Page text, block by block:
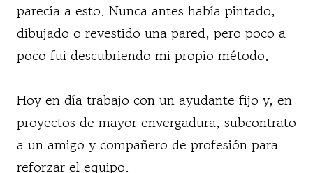
parecía a esto. Nunca antes había pintado,
dibujado o revestido una pared, pero poco a
poco fui descubriendo mi propio método.
Hoy en día trabajo con un ayudante fijo y, en
proyectos de mayor envergadura, subcontrato
a un amigo y compañero de profesión para
reforzar el equipo.